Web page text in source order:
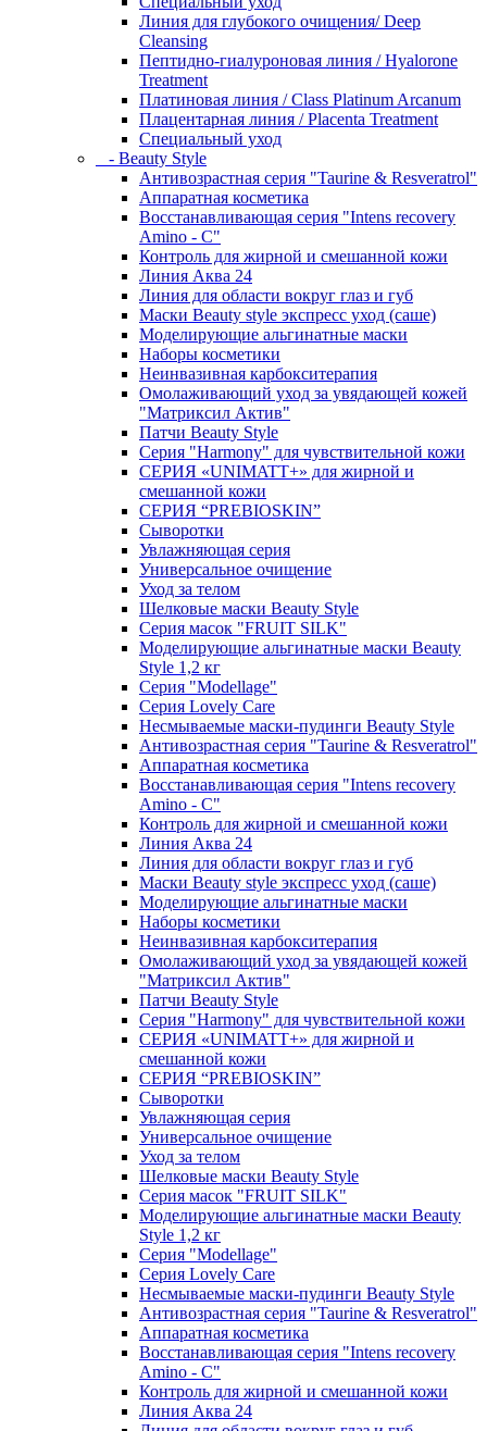
Линия для глубокого очищения/ Deep
Cleansing
Пептидно-гиалуроновая линия / Hyalorone
Treatment
Платиновая линия / Class Platinum Arcanum
Плацентарная линия / Placenta Treatment
Специальный уход
- Beauty Style
Антивозрастная серия "Taurine & Resveratrol"
Аппаратная косметика
Восстанавливающая серия "Intens recovery
Amino - C"
Контроль для жирной и смешанной кожи
Линия Аква 24
Линия для области вокруг глаз и губ
Маски Beauty style экспресс уход (саше)
Моделирующие альгинатные маски
Наборы косметики
Неинвазивная карбокситерапия
Омолаживающий уход за увядающей кожей
"Матриксил Актив"
Патчи Beauty Style
Серия "Harmony" для чувствительной кожи
СЕРИЯ «UNIMATT+» для жирной и
смешанной кожи
СЕРИЯ “PREBIOSKIN”
Сыворотки
Увлажняющая серия
Универсальное очищение
Уход за телом
Шелковые маски Beauty Style
Серия масок "FRUIT SILK"
Моделирующие альгинатные маски Beauty
Style 1,2 кг
Серия "Modellage"
Cерия Lovely Care
Несмываемые маски-пудинги Beauty Style
Антивозрастная серия "Taurine & Resveratrol"
Аппаратная косметика
Восстанавливающая серия "Intens recovery
Amino - C"
Контроль для жирной и смешанной кожи
Линия Аква 24
Линия для области вокруг глаз и губ
Маски Beauty style экспресс уход (саше)
Моделирующие альгинатные маски
Наборы косметики
Неинвазивная карбокситерапия
Омолаживающий уход за увядающей кожей
"Матриксил Актив"
Патчи Beauty Style
Серия "Harmony" для чувствительной кожи
СЕРИЯ «UNIMATT+» для жирной и
смешанной кожи
СЕРИЯ “PREBIOSKIN”
Сыворотки
Увлажняющая серия
Универсальное очищение
Уход за телом
Шелковые маски Beauty Style
Серия масок "FRUIT SILK"
Моделирующие альгинатные маски Beauty
Style 1,2 кг
Серия "Modellage"
Cерия Lovely Care
Несмываемые маски-пудинги Beauty Style
Антивозрастная серия "Taurine & Resveratrol"
Аппаратная косметика
Восстанавливающая серия "Intens recovery
Amino - C"
Контроль для жирной и смешанной кожи
Линия Аква 24